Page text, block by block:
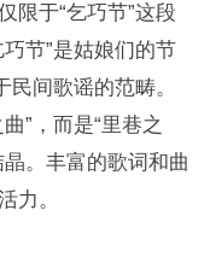
限于“乞巧节”这段
节”是姑娘们的节
民间歌谣的范畴。
”，而是“里巷之
。丰富的歌词和曲
力。